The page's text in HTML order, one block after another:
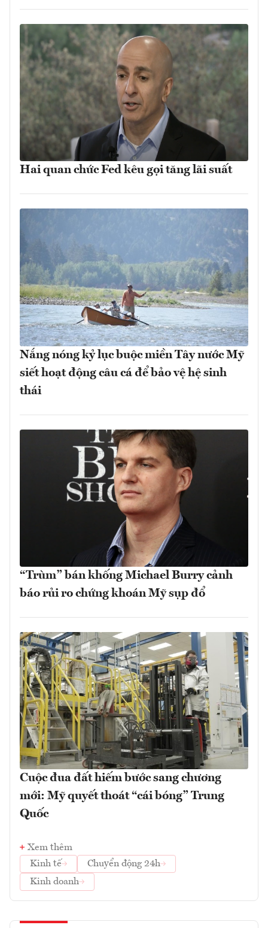
Hai quan chức Fed kêu gọi tăng lãi suất
Nắng nóng kỷ lục buộc miền Tây nước Mỹ
siết hoạt động câu cá để bảo vệ hệ sinh
thái
“Trùm” bán khống Michael Burry cảnh
báo rủi ro chứng khoán Mỹ sụp đổ
Cuộc đua đất hiếm bước sang chương
mới: Mỹ quyết thoát “cái bóng” Trung
Quốc
Xem thêm
Kinh tế
Chuyển động 24h
Kinh doanh